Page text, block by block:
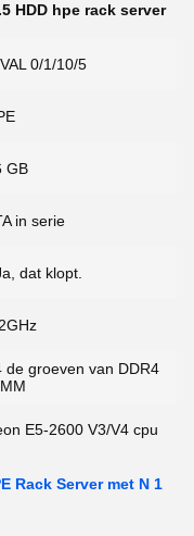
HDD hpe rack server
0/1/10/5
GB
in serie
dat klopt.
de groeven van DDR4
E5-2600 V3/V4 cpu
Rack Server met N 1